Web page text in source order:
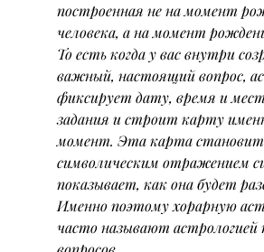
построенная не на момент
человека, а на момент
То есть когда у вас внутри
важный, настоящий вопрос,
фиксирует дату, время и
задания и строит карту
момент. Эта карта
символическим отражением
показывает, как она будет
Именно поэтому хорарную
часто называют